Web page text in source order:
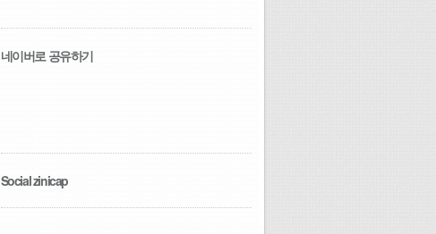
네이버로 공유하기
Social zinicap